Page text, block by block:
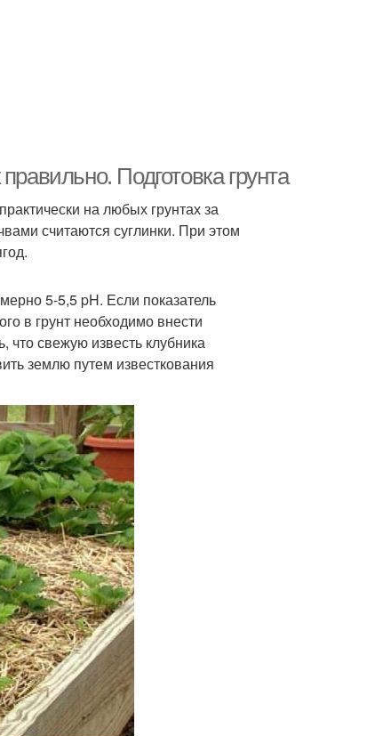
Подготовка грунта
на любых грунтах за
считаются суглинки. При этом
5-5,5 pH. Если показатель
в грунт необходимо внести
свежую известь клубника
землю путем известкования